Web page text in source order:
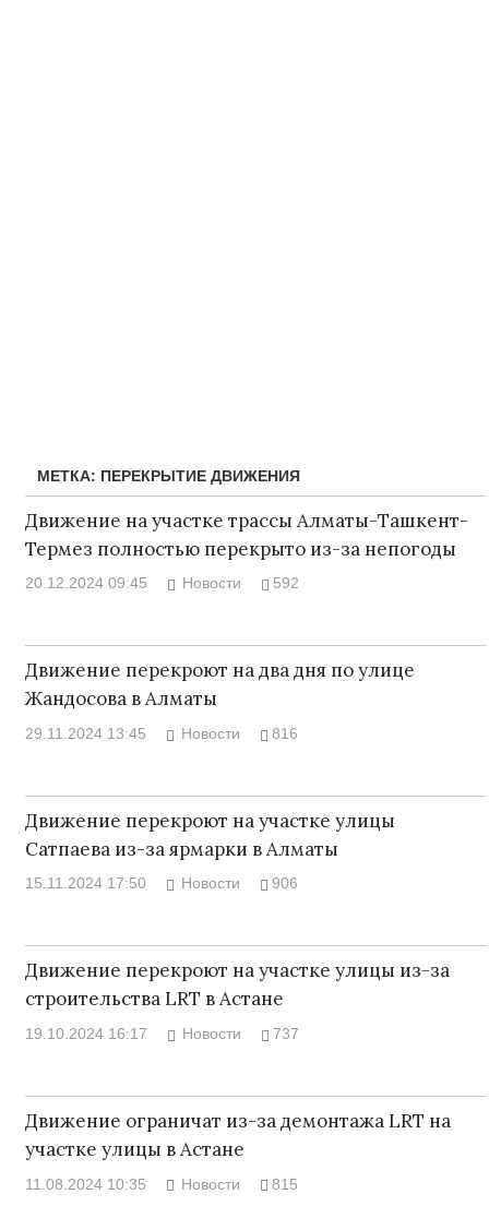
МЕТКА: ПЕРЕКРЫТИЕ ДВИЖЕНИЯ
Движение на участке трассы Алматы-Ташкент-
Термез полностью перекрыто из-за непогоды
20.12.2024 09:45 Новости 592
Движение перекроют на два дня по улице
Жандосова в Алматы
29.11.2024 13:45 Новости 816
Движение перекроют на участке улицы
Сатпаева из-за ярмарки в Алматы
15.11.2024 17:50 Новости 906
Движение перекроют на участке улицы из-за
строительства LRT в Астане
19.10.2024 16:17 Новости 737
Движение ограничат из-за демонтажа LRT на
участке улицы в Астане
11.08.2024 10:35 Новости 815